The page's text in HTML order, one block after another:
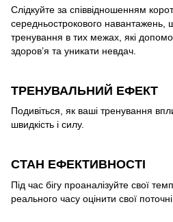
Слідкуйте за співвідношенням
середньострокового навантажень,
тренування в тих межах, які
здоров’я та уникати невдач.
ТРЕНУВАЛЬНИЙ ЕФЕКТ
Подивіться, як ваші тренування
швидкість і силу.
СТАН ЕФЕКТИВНОСТІ
Під час бігу проаналізуйте свої
реального часу оцінити свої поточні